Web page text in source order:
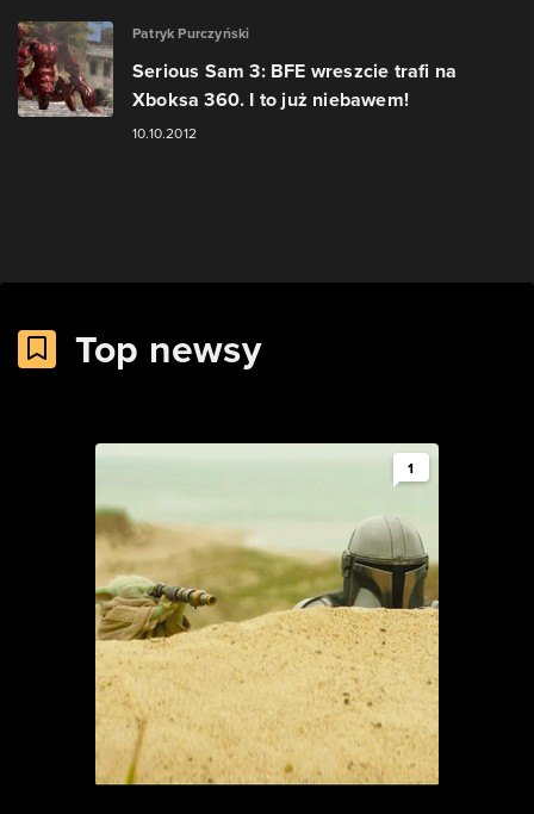
Patryk Purczyński
Serious Sam 3: BFE wreszcie trafi na
Xboksa 360. I to już niebawem!
10.10.2012
Top newsy
1